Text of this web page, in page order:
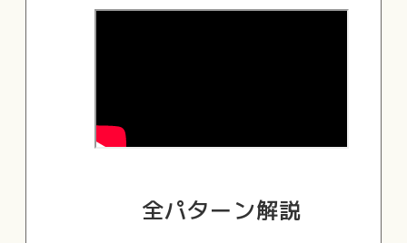
全パターン解説